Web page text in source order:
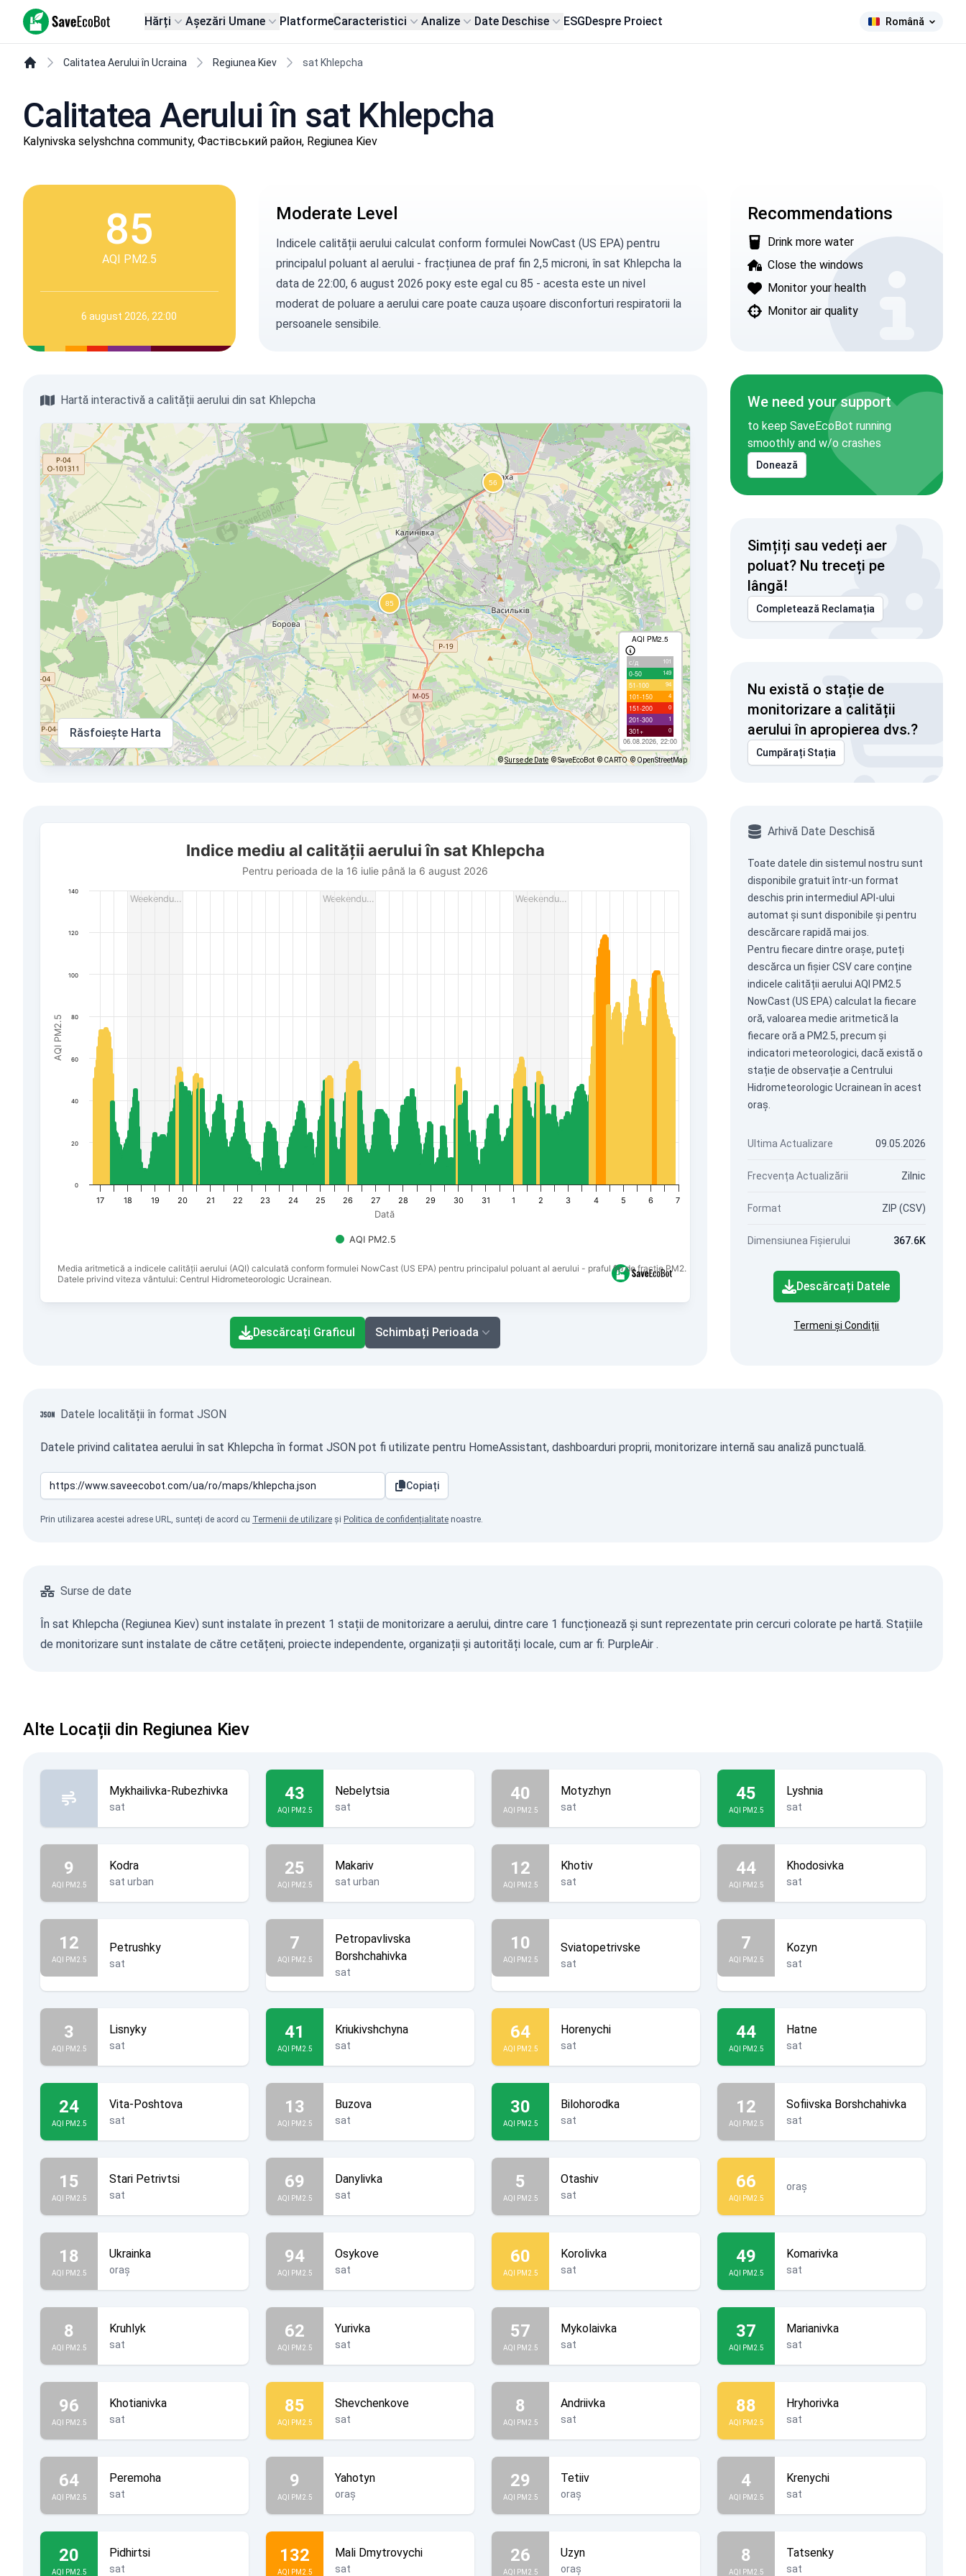
SaveEcoBot Hărți Așezări Umane PlatformeCaracteristici Analize Date Deschise ESGDespre Proiect Română
Calitatea Aerului în Ucraina Regiunea Kiev sat Khlepcha
Calitatea Aerului în sat Khlepcha
Kalynivska selyshchna community, Фастівський район, Regiunea Kiev
85
AQI PM2.5
6 august 2026, 22:00
Moderate Level
Indicele calității aerului calculat conform formulei NowCast (US EPA) pentru
principalul poluant al aerului - fracțiunea de praf fin 2,5 microni, în sat Khlepcha la
data de 22:00, 6 august 2026 року este egal cu 85 - acesta este un nivel
moderat de poluare a aerului care poate cauza ușoare disconforturi respiratorii la
persoanele sensibile.
Recommendations
Drink more water
Close the windows
Monitor your health
Monitor air quality
Hartă interactivă a calității aerului din sat Khlepcha
AQI PM2.5
с/д 101
0-50 149
51-100 94
101-150 4
151-200 0
201-300 1
301+ 0
06.08.2026, 22:00
Răsfoiește Harta
©Surse de Date © SaveEcoBot © CARTO © OpenStreetMap
We need your support
to keep SaveEcoBot running
smoothly and w/o crashes
Donează
Simțiți sau vedeți aer
poluat? Nu treceți pe
lângă!
Completează Reclamația
Nu există o stație de
monitorizare a calității
aerului în apropierea dvs.?
Cumpărați Stația
Pentru perioada de la 16 iulie până la 6 august 2026
The chart has 1 Y axis displaying AQI PM2.5. Data ranges from 5 to 119.
Media aritmetică a indicele calității aerului (AQI) calculată conform formulei NowCast (US EPA) pentru principalul poluant al aerului - praful fin de fracție PM2.5.
Datele privind viteza vântului: Centrul Hidrometeorologic Ucrainean.
Weekendu…
Weekendu…
Weekendu…
Dată
AQI PM2.5
Indice mediu al calității aerului în sat Khlepcha
Pentru perioada de la 16 iulie până la 6 august 2026
AQI PM2.5
17 18 19 20 21 22 23 24 25 26 27 28 29 30 31 1 2 3 4 5 6 7
0
20
40
60
80
100
120
140
End of interactive chart.
Descărcați Graficul Schimbați Perioada
Arhivă Date Deschisă
Toate datele din sistemul nostru sunt
disponibile gratuit într-un format
deschis prin intermediul API-ului
automat și sunt disponibile și pentru
descărcare rapidă mai jos.
Pentru fiecare dintre orașe, puteți
descărca un fișier CSV care conține
indicele calității aerului AQI PM2.5
NowCast (US EPA) calculat la fiecare
oră, valoarea medie aritmetică la
fiecare oră a PM2.5, precum și
indicatori meteorologici, dacă există o
stație de observație a Centrului
Hidrometeorologic Ucrainean în acest
oraș.
Ultima Actualizare 09.05.2026
Frecvența Actualizării Zilnic
Format ZIP (CSV)
Dimensiunea Fișierului 367.6K
Descărcați Datele
Termeni și Condiții
Datele localității în format JSON
Datele privind calitatea aerului în sat Khlepcha în format JSON pot fi utilizate pentru HomeAssistant, dashboarduri proprii, monitorizare internă sau analiză punctuală.
Copiați
Prin utilizarea acestei adrese URL, sunteți de acord cu Termenii de utilizare și Politica de confidențialitate noastre.
Surse de date
În sat Khlepcha (Regiunea Kiev) sunt instalate în prezent 1 stații de monitorizare a aerului, dintre care 1 funcționează și sunt reprezentate prin cercuri colorate pe hartă. Stațiile
de monitorizare sunt instalate de către cetățeni, proiecte independente, organizații și autorități locale, cum ar fi: PurpleAir .
Alte Locații din Regiunea Kiev
Mykhailivka-Rubezhivka
sat
43
AQI PM2.5
Nebelytsia
sat
40
AQI PM2.5
Motyzhyn
sat
45
AQI PM2.5
Lyshnia
sat
9
AQI PM2.5
Kodra
sat urban
25
AQI PM2.5
Makariv
sat urban
12
AQI PM2.5
Khotiv
sat
44
AQI PM2.5
Khodosivka
sat
12
AQI PM2.5
Petrushky
sat
7
AQI PM2.5
Petropavlivska
Borshchahivka
sat
10
AQI PM2.5
Sviatopetrivske
sat
7
AQI PM2.5
Kozyn
sat
3
AQI PM2.5
Lisnyky
sat
41
AQI PM2.5
Kriukivshchyna
sat
64
AQI PM2.5
Horenychi
sat
44
AQI PM2.5
Hatne
sat
24
AQI PM2.5
Vita-Poshtova
sat
13
AQI PM2.5
Buzova
sat
30
AQI PM2.5
Bilohorodka
sat
12
AQI PM2.5
Sofiivska Borshchahivka
sat
15
AQI PM2.5
Stari Petrivtsi
sat
69
AQI PM2.5
Danylivka
sat
5
AQI PM2.5
Otashiv
sat
66
AQI PM2.5
oraș
18
AQI PM2.5
Ukrainka
oraș
94
AQI PM2.5
Osykove
sat
60
AQI PM2.5
Korolivka
sat
49
AQI PM2.5
Komarivka
sat
8
AQI PM2.5
Kruhlyk
sat
62
AQI PM2.5
Yurivka
sat
57
AQI PM2.5
Mykolaivka
sat
37
AQI PM2.5
Marianivka
sat
96
AQI PM2.5
Khotianivka
sat
85
AQI PM2.5
Shevchenkove
sat
8
AQI PM2.5
Andriivka
sat
88
AQI PM2.5
Hryhorivka
sat
64
AQI PM2.5
Peremoha
sat
9
AQI PM2.5
Yahotyn
oraș
29
AQI PM2.5
Tetiiv
oraș
4
AQI PM2.5
Krenychi
sat
20
AQI PM2.5
Pidhirtsi
sat
132
AQI PM2.5
Mali Dmytrovychi
sat
26
AQI PM2.5
Uzyn
oraș
8
AQI PM2.5
Tatsenky
sat